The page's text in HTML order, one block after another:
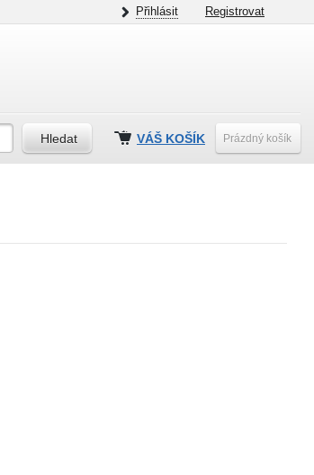
Přihlásit Registrovat
VÁŠ KOŠÍK Prázdný košík